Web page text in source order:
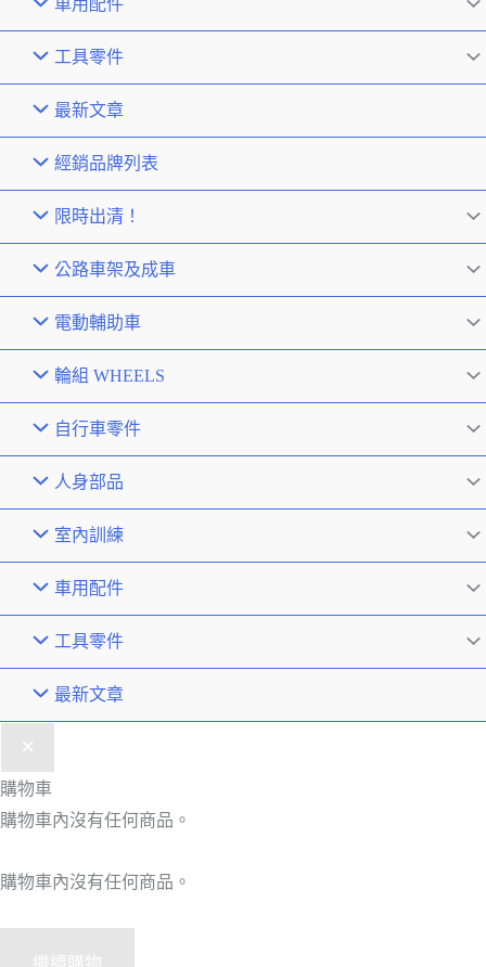
車用配件
工具零件
最新文章
經銷品牌列表
限時出清！
公路車架及成車
電動輔助車
輪組 WHEELS
自行車零件
人身部品
室內訓練
車用配件
工具零件
最新文章
購物車
購物車內沒有任何商品。
購物車內沒有任何商品。